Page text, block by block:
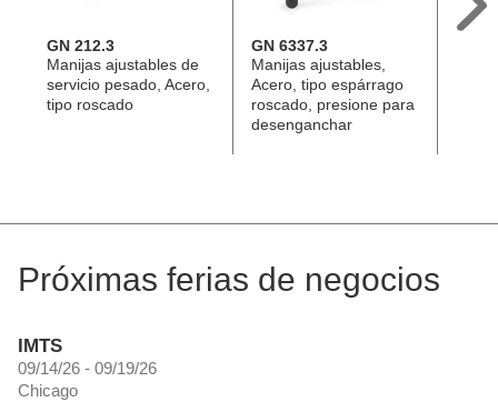
GN 212.3
Manijas ajustables de
servicio pesado, Acero,
tipo roscado
GN 6337.3
Manijas ajustables,
Acero, tipo espárrago
roscado, presione para
desenganchar
Próximas ferias de negocios
IMTS
09/14/26 - 09/19/26
Chicago